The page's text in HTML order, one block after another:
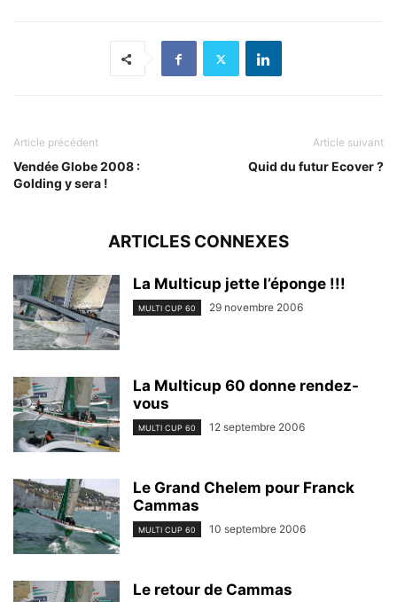
Article précédent
Vendée Globe 2008 :
Golding y sera !
Article suivant
Quid du futur Ecover ?
ARTICLES CONNEXES
La Multicup jette l’éponge !!!
MULTI CUP 60 29 novembre 2006
La Multicup 60 donne rendez-
vous
MULTI CUP 60 12 septembre 2006
Le Grand Chelem pour Franck
Cammas
MULTI CUP 60 10 septembre 2006
Le retour de Cammas